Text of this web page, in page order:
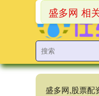
盛多网,股票配
盛多网 相